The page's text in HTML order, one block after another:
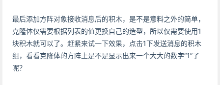
最后添加方阵对象接收消息后的积木，是不是意料之外的简单，
克隆体仅需要根据列表的值更换自己的造型，所以仅需要使用1
块积木就可以了。赶紧来试一下效果，点击1下发送消息的积木
组，看看克隆体的方阵上是不是显示出来一个大大的数字“1”了
呢？